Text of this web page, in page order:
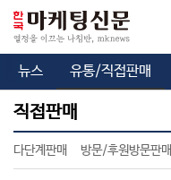
뉴스 유통/직접판매
직접판매
다단계판매 방문/후원방문판매